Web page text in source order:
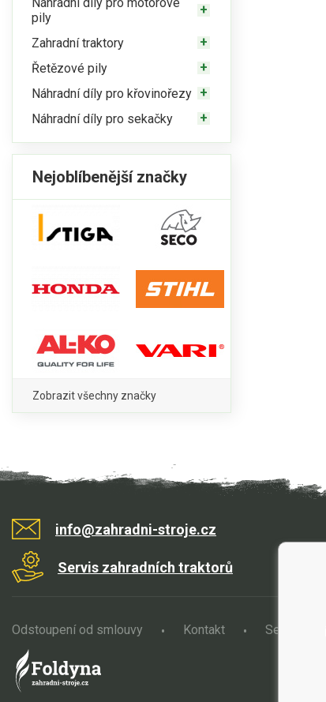
pily
Zahradní traktory
Řetězové pily
Náhradní díly pro křovinořezy
Náhradní díly pro sekačky
Nejoblíbenější značky
Zobrazit všechny značky
info@zahradni-stroje.cz
Servis zahradních traktorů
Odstoupení od smlouvy Kontakt Servis